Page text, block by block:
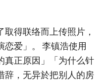
得联络而上传照片，
恋爱」。 李镇浩使用
真正原因」「为什么针
辞，无异於把别人的房